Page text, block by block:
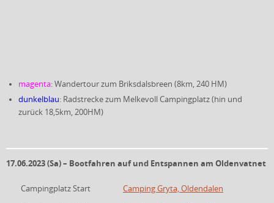
magenta: Wandertour zum Briksdalsbreen (8km, 240 HM)
dunkelblau: Radstrecke zum Melkevoll Campingplatz (hin und
zurück 18,5km, 200HM)
17.06.2023 (Sa) – Bootfahren auf und Entspannen am Oldenvatnet
Campingplatz Start
Camping Gryta, Oldendalen